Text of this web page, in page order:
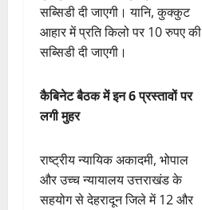
सब्सिडी दी जाएगी। यानि, कुक्कुट
आहार में प्रति किलो पर 10 रुपए की
सब्सिडी दी जाएगी।
कैबिनेट बैठक में इन 6 प्रस्तावों पर
लगी मुहर
राष्ट्रीय न्यायिक अकादमी, भोपाल
और उच्च न्यायालय उत्तराखंड के
सहयोग से देहरादून जिले में 12 और